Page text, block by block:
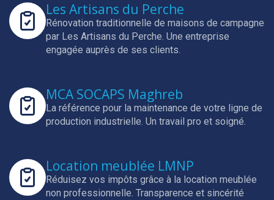
Les Artisans du Perche
Rénovation traditionnelle de maisons de campagne
par Les Artisans du Perche. Une entreprise
engagée auprès de ses clients.
MCA SOCAPS Maghreb
La référence pour la maintenance de votre ligne de
production industrielle. Un travail pro et soigné.
Location meublée LMNP
Réduisez vos impôts grâce à la location meublée
non professionnelle. Transparence et sincérité